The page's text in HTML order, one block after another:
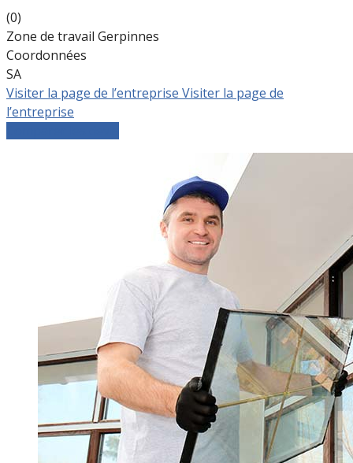
(0)
Zone de travail Gerpinnes
Coordonnées
SA
Visiter la page de l’entreprise Visiter la page de
l’entreprise